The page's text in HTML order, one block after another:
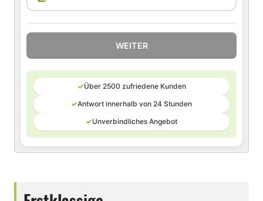
WEITER
✓Über 2500 zufriedene Kunden
✓Antwort innerhalb von 24 Stunden
✓Unverbindliches Angebot